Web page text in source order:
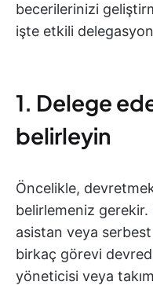
becerilerinizi
işte etkili
1. Delege
belirleyin
Öncelikle,
belirlemeniz
asistan veya
birkaç görevi
yöneticisi veya